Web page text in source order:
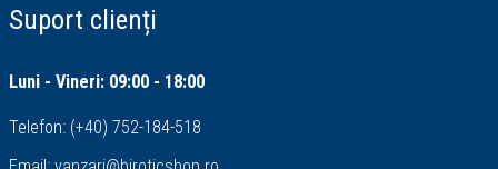
Suport clienți
Luni - Vineri: 09:00 - 18:00
Telefon: (+40) 752-184-518